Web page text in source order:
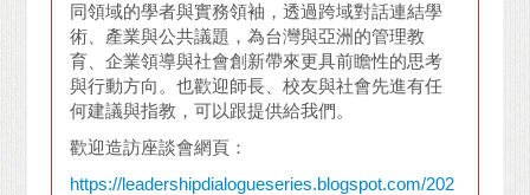
同領域的學者與實務領袖，透過跨域對話連結學
術、產業與公共議題，為台灣與亞洲的管理教
育、企業領導與社會創新帶來更具前瞻性的思考
與行動方向。也歡迎師長、校友與社會先進有任
何建議與指教，可以跟提供給我們。
歡迎造訪座談會網頁：
https://leadershipdialogueseries.blogspot.com/202